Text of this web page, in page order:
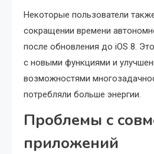
Некоторые пользователи
сокращении времени
после обновления до iOS 8.
с новыми функциями и
возможностями
потребляли больше энергии.
Проблемы с
приложений